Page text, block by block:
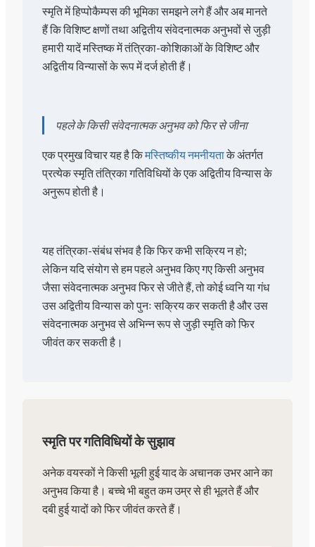
स्मृति में हिप्पोकैम्पस की भूमिका समझने लगे हैं और अब मानते
हैं कि विशिष्ट क्षणों तथा अद्वितीय संवेदनात्मक अनुभवों से जुड़ी
हमारी यादें मस्तिष्क में तंत्रिका-कोशिकाओं के विशिष्ट और
अद्वितीय विन्यासों के रूप में दर्ज होती हैं।
पहले के किसी संवेदनात्मक अनुभव को फिर से जीना
एक प्रमुख विचार यह है किमस्तिष्कीय नमनीयताके अंतर्गत
प्रत्येक स्मृति तंत्रिका गतिविधियों के एक अद्वितीय विन्यास के
अनुरूप होती है।
यह तंत्रिका-संबंध संभव है कि फिर कभी सक्रिय न हो;
लेकिन यदि संयोग से हम पहले अनुभव किए गए किसी अनुभव
जैसा संवेदनात्मक अनुभव फिर से जीते हैं, तो कोई ध्वनि या गंध
उस अद्वितीय विन्यास को पुनः सक्रिय कर सकती है और उस
संवेदनात्मक अनुभव से अभिन्न रूप से जुड़ी स्मृति को फिर
जीवंत कर सकती है।
स्मृति पर गतिविधियों के सुझाव
अनेक वयस्कों ने किसी भूली हुई याद के अचानक उभर आने का
अनुभव किया है। बच्चे भी बहुत कम उम्र से ही भूलते हैं और
दबी हुई यादों को फिर जीवंत करते हैं।